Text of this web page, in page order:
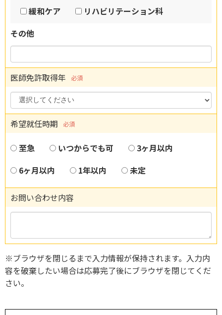
緩和ケア
リハビリテーション科
その他
医師免許取得年 必須
希望就任時期 必須
至急 いつからでも可
3ヶ月以内
6ヶ月以内
1年以内 未定
お問い合わせ内容
※ブラウザを閉じるまで入力情報が保持されます。入力内
容を破棄したい場合は応募完了後にブラウザを閉じてくだ
さい。